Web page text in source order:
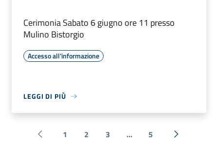
Cerimonia Sabato 6 giugno ore 11 presso
Mulino Bistorgio
Accesso all'informazione
LEGGI DI PIÙ
Pagina precedente
1 2 3 ... 5 Successiva